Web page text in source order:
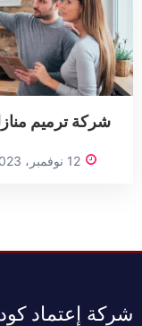
شركة ترميم منازل
12 نوفمبر، 2023
شركة إعتماد كود